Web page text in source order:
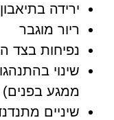
ירידה
ריור מוגבר
נפיחות בצד
שינוי
ממגע בפנים)
שיניים